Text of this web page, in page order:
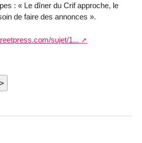
: « Le dîner du Crif approche, le
de faire des annonces ».
sujet/1...